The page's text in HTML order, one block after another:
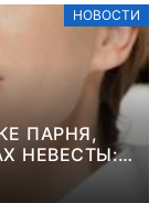
НОВОСТИ
ПАРНЯ,
НЕВЕСТЫ: